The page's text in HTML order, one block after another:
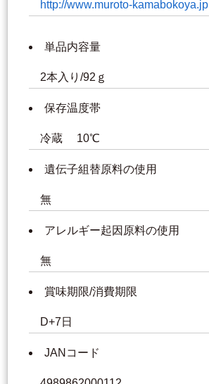
http://www.muroto-kamabokoya.jp
単品内容量
2本入り/92ｇ
保存温度帯
冷蔵 10℃
遺伝子組替原料の使用
無
アレルギー起因原料の使用
無
賞味期限/消費期限
D+7日
JANコード